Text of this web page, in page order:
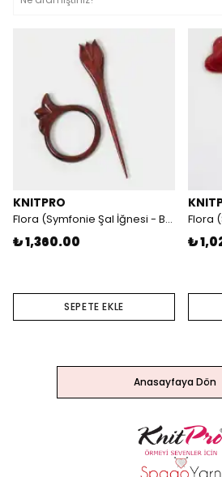
KNITPRO
Flora (Symfonie Şal İğnesi - Broşlu)
₺ 1,360.00
SEPETE EKLE
Flora
₺
Anasayfaya Dön